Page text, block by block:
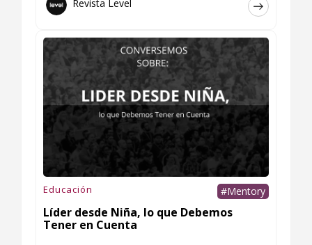
Revista Level
Educación #Mentory
Líder desde Niña, lo que Debemos
Tener en Cuenta